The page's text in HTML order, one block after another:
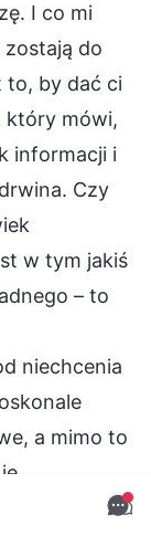
I co mi
zostają do
to, by dać ci
który mówi,
informacji i
Czy
w tym jakiś
– to
niechcenia
a mimo to
tego każdą